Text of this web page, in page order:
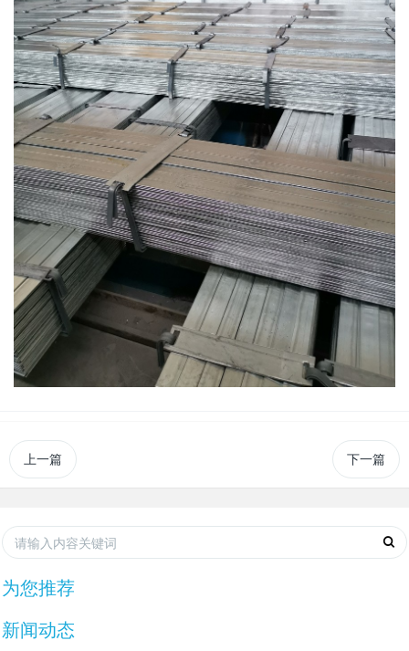
上一篇 下一篇
为您推荐
新闻动态